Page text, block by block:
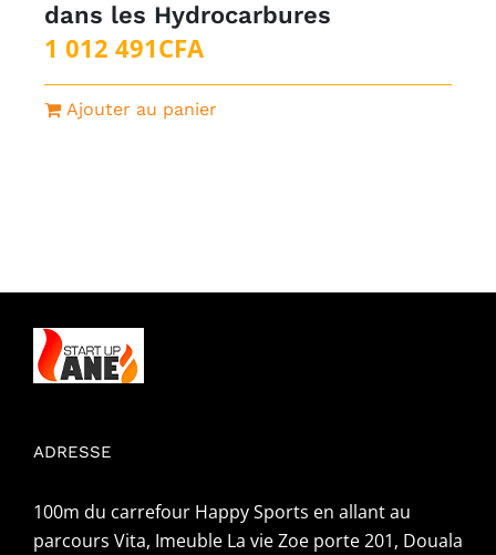
dans les Hydrocarbures
1 012 491CFA
Ajouter au panier
ADRESSE
100m du carrefour Happy Sports en allant au
parcours Vita, Imeuble La vie Zoe porte 201, Douala